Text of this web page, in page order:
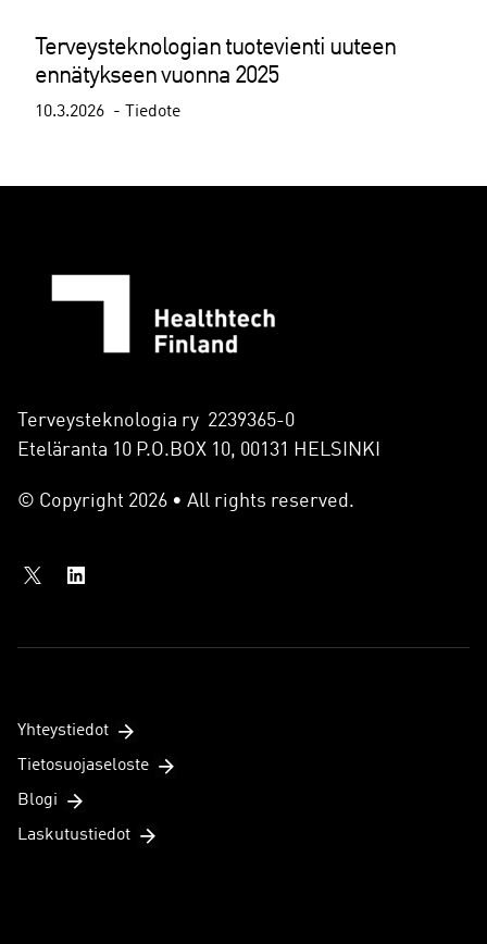
Terveysteknologian tuotevienti uuteen
ennätykseen vuonna 2025
10.3.2026 Tiedote
Terveysteknologia ry 2239365-0
Eteläranta 10 P.O.BOX 10, 00131 HELSINKI
© Copyright 2026 • All rights reserved.
Yhteystiedot
Tietosuojaseloste
Blogi
Laskutustiedot